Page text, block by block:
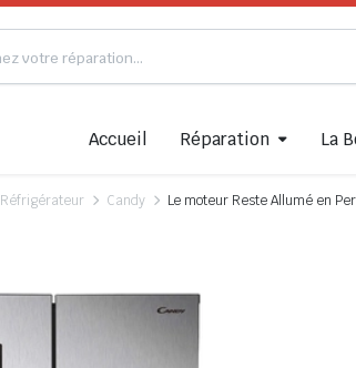
Accueil Réparation La
Réfrigérateur Candy Le moteur Reste Allumé en